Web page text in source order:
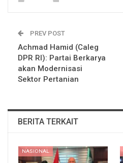
PREV POST
Achmad Hamid (Caleg
DPR RI): Partai Berkarya
akan Modernisasi
Sektor Pertanian
BERITA TERKAIT
NASIONAL